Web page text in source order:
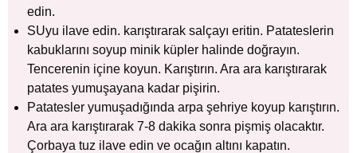
edin.
SUyu ilave edin. karıştırarak salçayı eritin. Patateslerin
kabuklarını soyup minik küpler halinde doğrayın.
Tencerenin içine koyun. Karıştırın. Ara ara karıştırarak
patates yumuşayana kadar pişirin.
Patatesler yumuşadığında arpa şehriye koyup karıştırın.
Ara ara karıştırarak 7-8 dakika sonra pişmiş olacaktır.
Çorbaya tuz ilave edin ve ocağın altını kapatın.